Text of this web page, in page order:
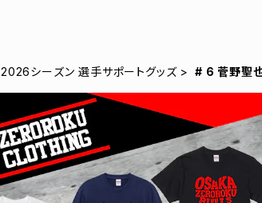
2026シーズン 選手サポートグッズ # 6 菅野聖